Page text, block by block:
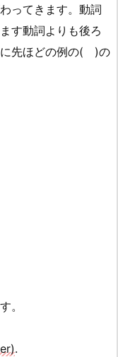
ってきます。動詞
す動詞よりも後ろ
に先ほどの例の( )の
。
.